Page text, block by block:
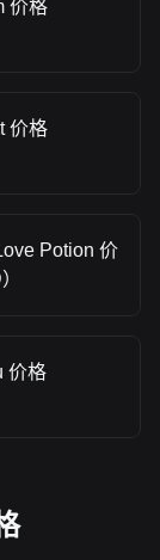
价格
价格
Potion 价
价格